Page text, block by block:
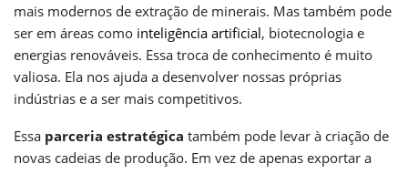
mais modernos de extração de minerais. Mas também pode
ser em áreas como inteligência artificial, biotecnologia e
energias renováveis. Essa troca de conhecimento é muito
valiosa. Ela nos ajuda a desenvolver nossas próprias
indústrias e a ser mais competitivos.
Essa parceria estratégica também pode levar à criação de
novas cadeias de produção. Em vez de apenas exportar a